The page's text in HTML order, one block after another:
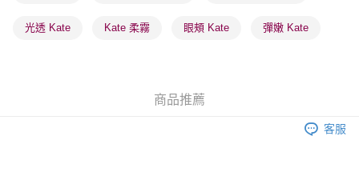
光透 Kate Kate 柔霧 眼頰 Kate 彈嫩 Kate
商品推薦
客服